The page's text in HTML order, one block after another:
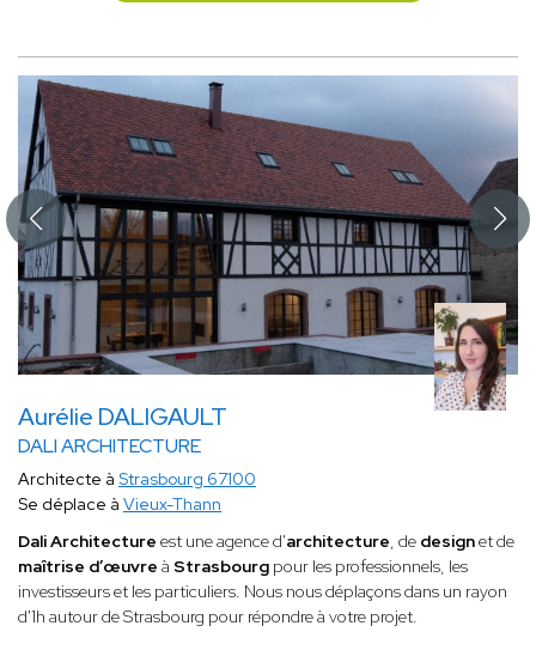
Aurélie DALIGAULT
DALI ARCHITECTURE
Architecte à Strasbourg 67100
Se déplace à Vieux-Thann
Dali Architecture est une agence d'architecture, de designet de
maîtrise d’œuvre à Strasbourg pour les professionnels, les
investisseurs et les particuliers. Nous nous déplaçons dans un rayon
d'1h autour de Strasbourg pour répondre à votre projet.